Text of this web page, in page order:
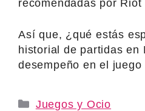
recomendadas por Riot
Así que, ¿qué estás
historial de partidas en
desempeño en el juego
Categories
Juegos y Ocio